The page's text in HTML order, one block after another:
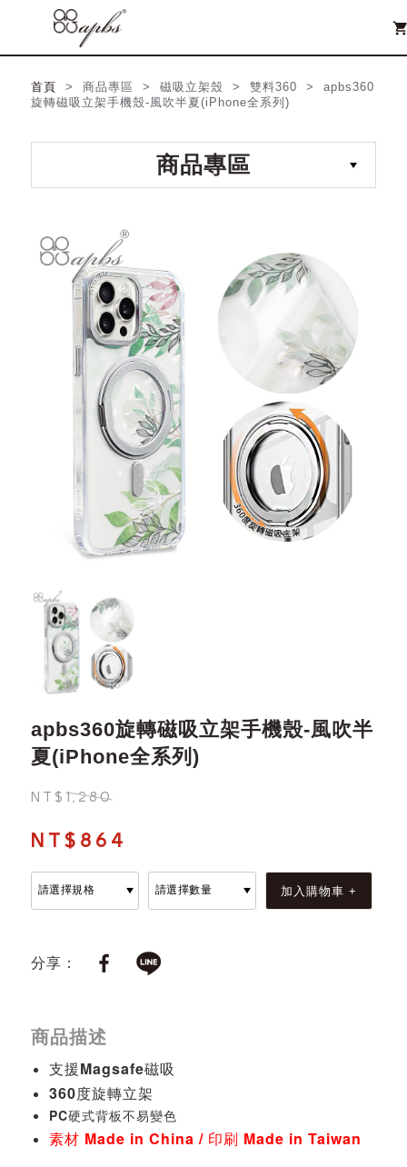
首頁
> 商品專區 > 磁吸立架殼 > 雙料360 > apbs360
旋轉磁吸立架手機殼-風吹半夏(iPhone全系列)
商品專區
apbs360旋轉磁吸立架手機殼-風吹半
夏(iPhone全系列)
NT$1,280
NT$864
分享：
商品描述
支援Magsafe磁吸
360度旋轉立架
PC硬式背板不易變色
素材 Made in China / 印刷 Made in Taiwan